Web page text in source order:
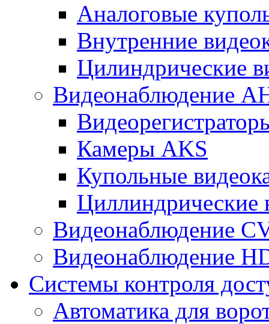
Аналоговые
Внутренние
Цилиндрические
Видеонаблюдение
Камеры AKS
Купольные
Циллиндрические
Видеонаблюдение
Видеонаблюдение
Системы контроля
Автоматика для